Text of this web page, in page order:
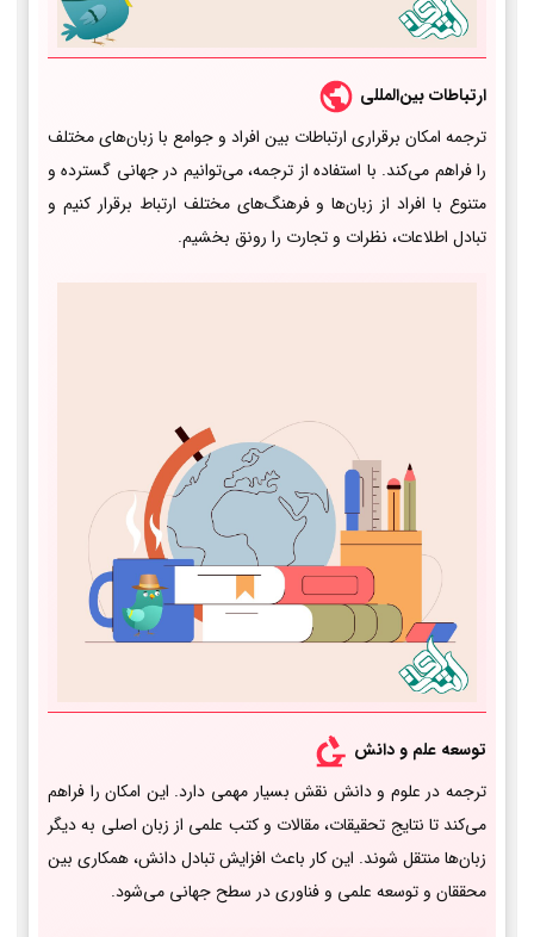
ارتباطات بین‌المللی
ترجمه امکان برقراری ارتباطات بین افراد و جوامع با زبان‌های مختلف
را فراهم می‌کند. با استفاده از ترجمه، می‌توانیم در جهانی گسترده و
متنوع با افراد از زبان‌ها و فرهنگ‌های مختلف ارتباط برقرار کنیم و
تبادل اطلاعات، نظرات و تجارت را رونق بخشیم.
توسعه علم و دانش
ترجمه در علوم و دانش نقش بسیار مهمی دارد. این امکان را فراهم
می‌کند تا نتایج تحقیقات، مقالات و کتب علمی از زبان اصلی به دیگر
زبان‌ها منتقل شوند. این کار باعث افزایش تبادل دانش، همکاری بین
محققان و توسعه علمی و فناوری در سطح جهانی می‌شود.